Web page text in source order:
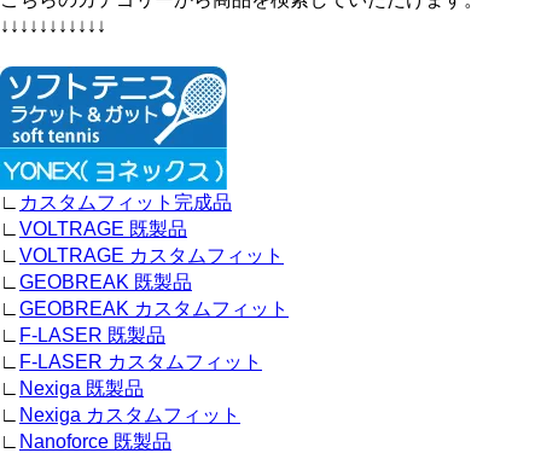
↓↓↓↓↓↓↓↓↓↓↓
∟
カスタムフィット完成品
∟ VOLTRAGE 既製品
∟ VOLTRAGE カスタムフィット
∟ GEOBREAK 既製品
∟ GEOBREAK カスタムフィット
∟
F-LASER 既製品
∟
F-LASER カスタムフィット
∟
Nexiga 既製品
∟
Nexiga カスタムフィット
∟
Nanoforce 既製品